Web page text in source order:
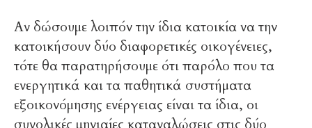
Αν δώσουμε λοιπόν την ίδια κατοικία να την
κατοικήσουν δύο διαφορετικές οικογένειες,
τότε θα παρατηρήσουμε ότι παρόλο που τα
ενεργητικά και τα παθητικά συστήματα
εξοικονόμησης ενέργειας είναι τα ίδια, οι